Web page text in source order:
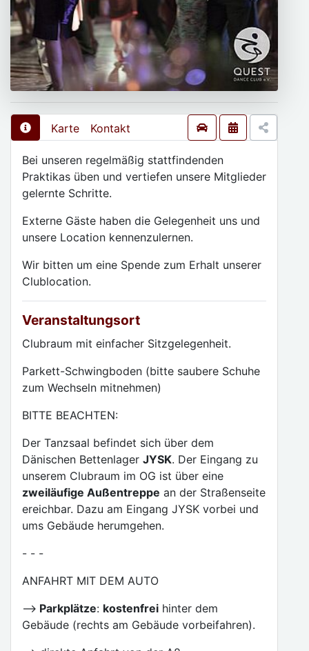
Karte Kontakt
Bei unseren regelmäßig stattfindenden
Praktikas üben und vertiefen unsere Mitglieder
gelernte Schritte.
Externe Gäste haben die Gelegenheit uns und
unsere Location kennenzulernen.
Wir bitten um eine Spende zum Erhalt unserer
Clublocation.
Veranstaltungsort
Clubraum mit einfacher Sitzgelegenheit.
Parkett-Schwingboden (bitte saubere Schuhe
zum Wechseln mitnehmen)
BITTE BEACHTEN:
Der Tanzsaal befindet sich über dem
Dänischen Bettenlager JYSK. Der Eingang zu
unserem Clubraum im OG ist über eine
zweiläufige Außentreppe an der Straßenseite
ereichbar. Dazu am Eingang JYSK vorbei und
ums Gebäude herumgehen.
- - -
ANFAHRT MIT DEM AUTO
--> Parkplätze: kostenfrei hinter dem
Gebäude (rechts am Gebäude vorbeifahren).